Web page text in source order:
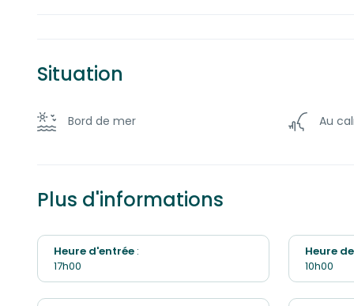
Micro-onde
Situation
Bord de mer Au
Plus d'informations
Heure d'entrée :
17h00
Heure
10h00